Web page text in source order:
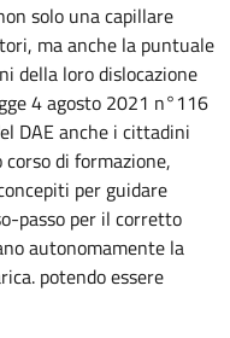
solo una capillare
ma anche la puntuale
della loro dislocazione
4 agosto 2021 n°116
DAE anche i cittadini
di formazione,
per guidare
passo per il corretto
autonomamente la
potendo essere